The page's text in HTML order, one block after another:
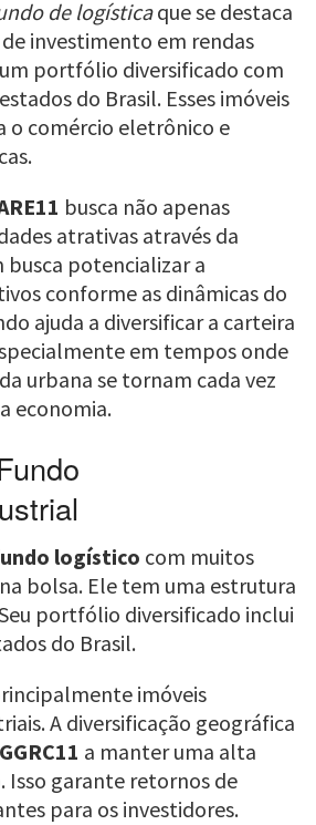
de logísticaque se destaca
investimento em rendas
portfólio diversificado com
do Brasil. Esses imóveis
o comércio eletrônico e
busca não apenas
atrativas através da
busca potencializar a
conforme as dinâmicas do
ajuda a diversificar a carteira
em tempos onde
urbana se tornam cada vez
economia.
logístico com muitos
bolsa. Ele tem uma estrutura
portfólio diversificado inclui
do Brasil.
imóveis
A diversificação geográfica
GGRC11 a manter uma alta
Isso garante retornos de
para os investidores.